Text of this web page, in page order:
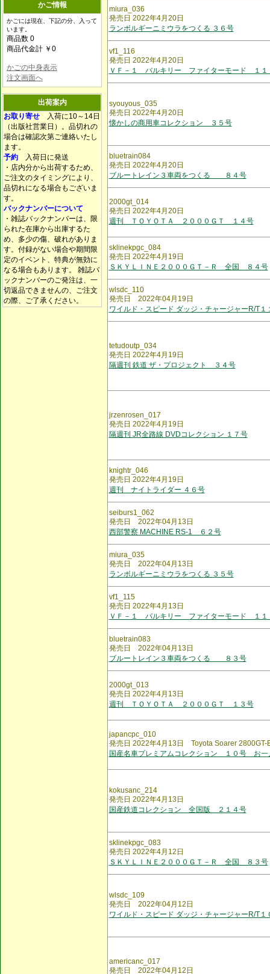
かご情報
かごには現在、下記の分、入って
います。
商品数 0
商品代金計 ￥0
かごの中身表示
注文画面へ
出荷案内
お取り寄せ 入荷に10～14日
（出版社営業日）。品切れの
場合は確認次第ご連絡いたし
ます。
予約 入荷日に発送
・店内分から出荷するため、
ご注文のタイミングにより、
品切れになる場合もございま
す。
バックナンバーについて
・雑誌バックナンバーは、限
られた在庫から出庫するた
め、多少の傷、破れがありま
す。付録がない場合や期間限
定のイベント、特典が無効に
なる場合もあります。 雑誌バ
ックナンバーのご発注は、一
切返品できませんの、ご注文
の際、ご了承ください。
miura_036
発売日 2022年4月20日
ランボルギーニミウラをつくる ３６号
vf1_116
発売日 2022年4月20日
ＶＦ－１ バルキリー ファイターモード １１
syouyous_035
発売日 2022年4月20日
懐かしの商用車コレクション ３５号
bluetrain084
発売日 2022年4月20日
ブルートレイン３車両をつくる ８４号
2000gt_014
発売日 2022年4月20日
週刊 ＴＯＹＯＴＡ ２０００ＧＴ １４号
sklinekpgc_084
発売日 2022年4月19日
ＳＫＹＬＩＮＥ２０００ＧＴ－Ｒ 全国 ８４号
wlsdc_110
発売日 2022年04月19日
ワイルド・スピード ダッジ・チャージャーR/T１
tetudoutp_034
発売日 2022年4月19日
隔週刊 鉄道 ザ・プロジェクト ３４号
jrzenrosen_017
発売日 2022年4月19日
隔週刊 JR全路線 DVDコレクション １７号
knightr_046
発売日 2022年4月19日
週刊 ナイトライダー ４６号
seiburs1_062
発売日 2022年04月13日
西部警察 MACHINE RS-1 ６２号
miura_035
発売日 2022年04月13日
ランボルギーニミウラをつくる ３５号
vf1_115
発売日 2022年4月13日
ＶＦ－１ バルキリー ファイターモード １１
bluetrain083
発売日 2022年04月13日
ブルートレイン３車両をつくる ８３号
2000gt_013
発売日 2022年4月13日
週刊 ＴＯＹＯＴＡ ２０００ＧＴ １３号
japancpc_010
発売日 2022年4月13日 Toyota Soarer 2800GT-
国産名車プレミアムコレクション １０号 お一
kokusanc_214
発売日 2022年4月13日
国産鉄道コレクション 全国版 ２１４号
sklinekpgc_083
発売日 2022年4月12日
ＳＫＹＬＩＮＥ２０００ＧＴ－Ｒ 全国 ８３号
wlsdc_109
発売日 2022年04月12日
ワイルド・スピード ダッジ・チャージャーR/T１
americanc_017
発売日 2022年04月12日